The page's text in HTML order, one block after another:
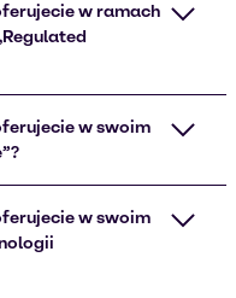
w ramach
w swoim
w swoim